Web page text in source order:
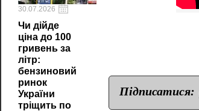
30.07.2026
Чи дійде
ціна до 100
гривень за
літр:
бензиновий
ринок
України
тріщить по
Підписатися: